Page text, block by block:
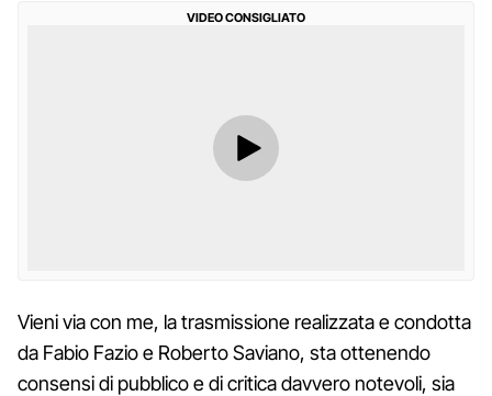
VIDEO CONSIGLIATO
Vieni via con me, la trasmissione realizzata e condotta
da Fabio Fazio e Roberto Saviano, sta ottenendo
consensi di pubblico e di critica davvero notevoli, sia